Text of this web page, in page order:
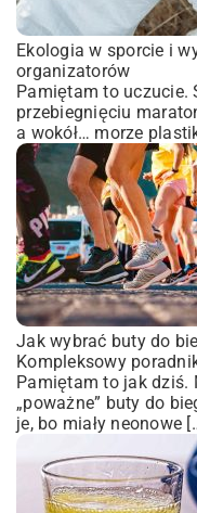
Ekologia w sporcie i
organizatorów
Pamiętam to uczucie.
przebiegnięciu
a wokół… morze
Jak wybrać buty do
Kompleksowy
Pamiętam to jak dziś.
„poważne” buty do
je, bo miały neonowe